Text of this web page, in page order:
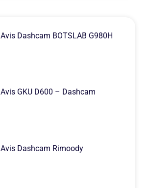
Avis Dashcam BOTSLAB G980H
Avis GKU D600 – Dashcam
Avis Dashcam Rimoody